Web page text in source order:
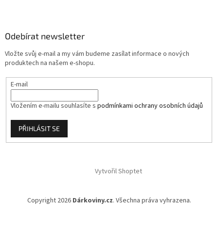
Odebírat newsletter
Vložte svůj e-mail a my vám budeme zasílat informace o nových
produktech na našem e-shopu.
E-mail
Vložením e-mailu souhlasíte s podmínkami ochrany osobních údajů
PŘIHLÁSIT SE
Vytvořil Shoptet
Copyright 2026 Dárkoviny.cz. Všechna práva vyhrazena.